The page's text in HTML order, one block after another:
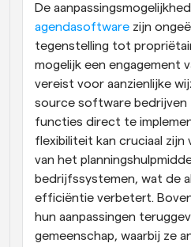
De
agendasoftware zijn
tegenstelling tot
mogelijk een engagement
vereist voor aanzienlijke
source software bedrijven
functies direct te
flexibiliteit kan cruciaal
van het
bedrijfssystemen, wat de
efficiëntie verbetert.
hun aanpassingen
gemeenschap, waarbij ze